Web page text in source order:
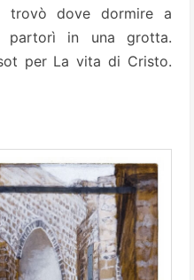
trovò dove dormire a
partorì in una grotta.
per La vita di Cristo.